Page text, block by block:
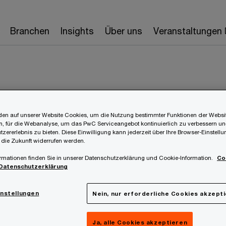
Branchen Insights Über uns Veranstaltungen
PwC Austria
bei PwC Österreich und Leiter
in Wien. Er
Forensic Investigations, Digital
auf unserer Website Cookies, um die Nutzung bestimmter Funktionen der
für die Webanalyse, um das PwC Serviceangebot kontinuierlich zu verbessern
zu bieten. Diese Einwilligung kann jederzeit über Ihre Browser-
Zukunft widerrufen werden.
finden Sie in unserer Datenschutzerklärung und Cookie-Information.
Nein, nur erforderliche Cookies
Ja, alle Cookies akzeptieren